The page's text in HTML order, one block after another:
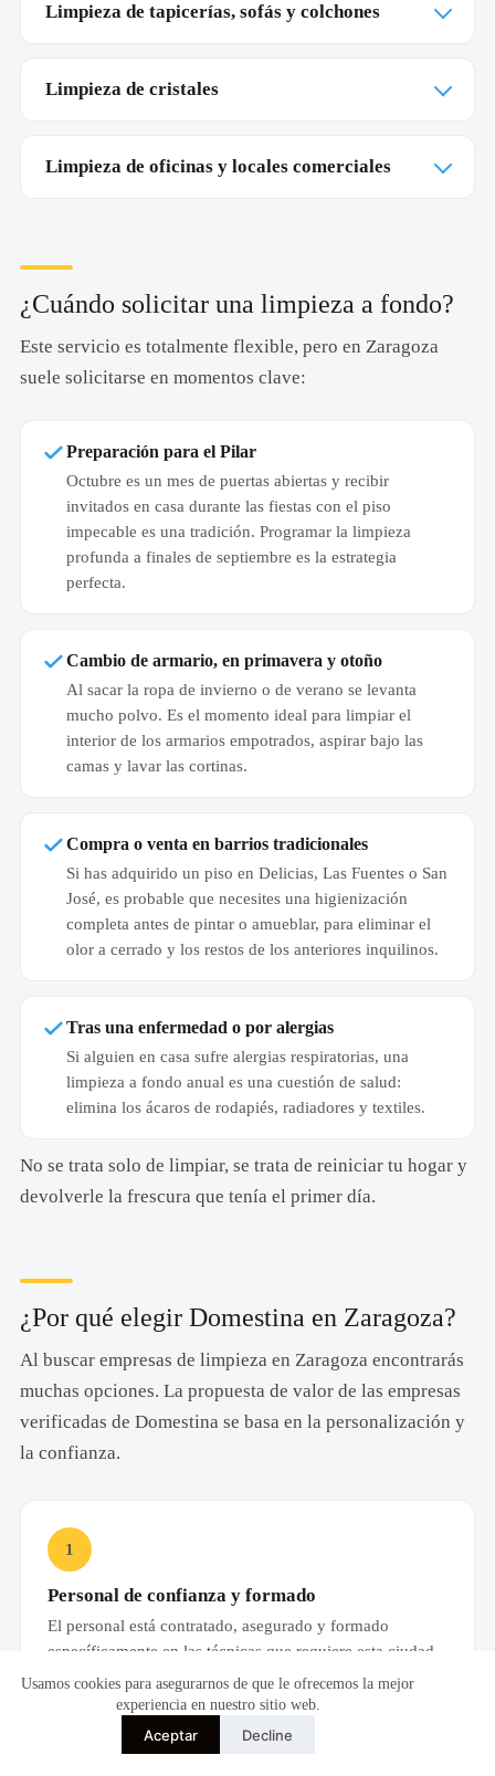
Usamos cookies para asegurarnos de que le ofrecemos la mejor
experiencia en nuestro sitio web.
Aceptar Decline
Limpieza de tapicerías, sofás y colchones
Limpieza de cristales
Limpieza de oficinas y locales comerciales
¿Cuándo solicitar una limpieza a fondo?
Este servicio es totalmente flexible, pero en Zaragoza
suele solicitarse en momentos clave:
Preparación para el Pilar
Octubre es un mes de puertas abiertas y recibir
invitados en casa durante las fiestas con el piso
impecable es una tradición. Programar la limpieza
profunda a finales de septiembre es la estrategia
perfecta.
Cambio de armario, en primavera y otoño
Al sacar la ropa de invierno o de verano se levanta
mucho polvo. Es el momento ideal para limpiar el
interior de los armarios empotrados, aspirar bajo las
camas y lavar las cortinas.
Compra o venta en barrios tradicionales
Si has adquirido un piso en Delicias, Las Fuentes o San
José, es probable que necesites una higienización
completa antes de pintar o amueblar, para eliminar el
olor a cerrado y los restos de los anteriores inquilinos.
Tras una enfermedad o por alergias
Si alguien en casa sufre alergias respiratorias, una
limpieza a fondo anual es una cuestión de salud:
elimina los ácaros de rodapiés, radiadores y textiles.
No se trata solo de limpiar, se trata de reiniciar tu hogar y
devolverle la frescura que tenía el primer día.
¿Por qué elegir Domestina en Zaragoza?
Al buscar empresas de limpieza en Zaragoza encontrarás
muchas opciones. La propuesta de valor de las empresas
verificadas de Domestina se basa en la personalización y
la confianza.
1
Personal de confianza y formado
El personal está contratado, asegurado y formado
específicamente en las técnicas que requiere esta ciudad.
Sabe cómo tratar un suelo de baldosa hidráulica antiguo y
cómo limpiar una cocina de inducción moderna sin
rayarla. La discreción y la honestidad son los pilares del